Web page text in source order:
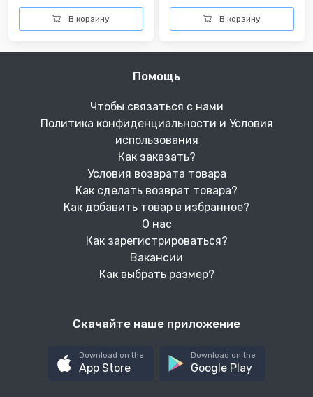
В корзину В корзину
Помощь
Чтобы связаться с нами
Политика конфиденциальности и Условия
использования
Как заказать?
Условия возврата товара
Как сделать возврат товара?
Как добавить товар в избранное?
О нас
Как зарегистрироваться?
Вакансии
Как выбрать размер?
Скачайте наше приложение
Download on the
App Store
Download on the
Google Play